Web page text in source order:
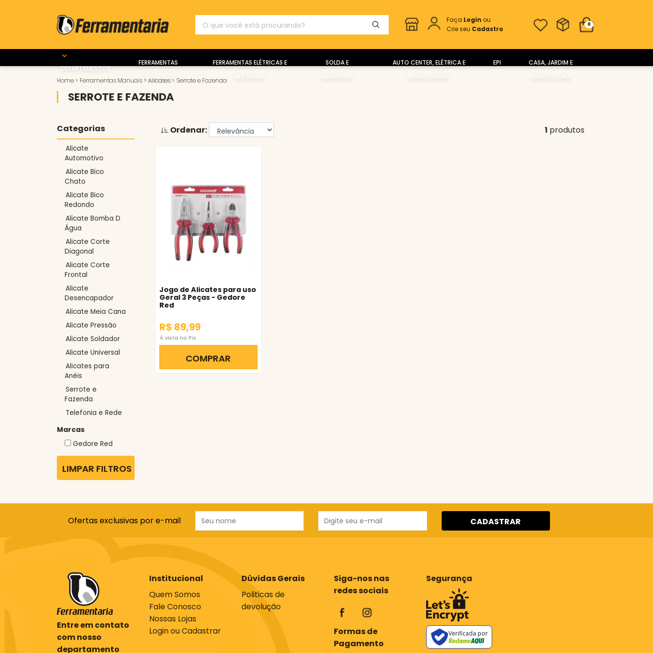
Faça Login ou
Crie seu Cadastro
0
DEPARTAMENTOS
FERRAMENTAS
MANUAIS
FERRAMENTAS ELÉTRICAS E
MÁQUINAS
SOLDA E
ABRASIVOS
AUTO CENTER, ELÉTRICA E
BORRACHARIA
EPI
CASA, JARDIM E
AGRICULTURA
Home > Ferramentas Manuais > Alicates > Serrote e Fazenda
SERROTE E FAZENDA
Categorias
Alicate
Automotivo
Alicate Bico
Chato
Alicate Bico
Redondo
Alicate Bomba D
Água
Alicate Corte
Diagonal
Alicate Corte
Frontal
Alicate
Desencapador
Alicate Meia Cana
Alicate Pressão
Alicate Soldador
Alicate Universal
Alicates para
Anéis
Serrote e
Fazenda
Telefonia e Rede
Marcas
Gedore Red
LIMPAR FILTROS
Ordenar: 1 produtos
Jogo de Alicates para uso
Geral 3 Peças - Gedore
Red
R$ 89,99
À vista no Pix
COMPRAR
Ofertas exclusivas por e-mail CADASTRAR
Entre em contato
com nosso
departamento
Institucional
Quem Somos
Fale Conosco
Nossas Lojas
Login ou Cadastrar
Dúvidas Gerais
Politicas de
devolução
Siga-nos nas
redes sociais
Formas de
Pagamento
Segurança
Verificada por